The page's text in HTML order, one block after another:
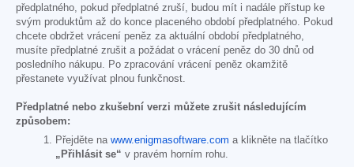
předplatného, pokud předplatné zruší, budou mít i nadále přístup ke
svým produktům až do konce placeného období předplatného. Pokud
chcete obdržet vrácení peněz za aktuální období předplatného,
musíte předplatné zrušit a požádat o vrácení peněz do 30 dnů od
posledního nákupu. Po zpracování vrácení peněz okamžitě
přestanete využívat plnou funkčnost.
Předplatné nebo zkušební verzi můžete zrušit následujícím
způsobem:
Přejděte na www.enigmasoftware.com a klikněte na tlačítko
„Přihlásit se“ v pravém horním rohu.